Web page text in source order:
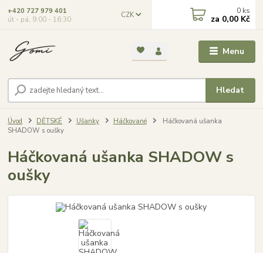
Menu
CZK
Hledat
+420 727 979 401
út - pá, 9:00 - 16:30
0 ks
za 0,00 Kč
Úvod DĚTSKÉ Ušanky Háčkované
Háčkovaná ušanka
SHADOW s oušky
Háčkovaná ušanka SHADOW s
oušky